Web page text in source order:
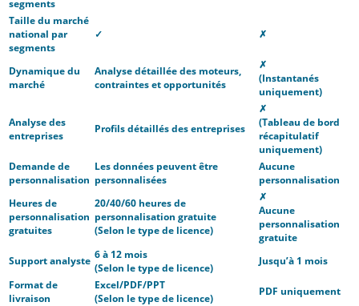
segments
Taille du marché
national par
segments
✓ ✗
Dynamique du
marché
Analyse détaillée des moteurs,
contraintes et opportunités
✗
(Instantanés
uniquement)
Analyse des
entreprises
Profils détaillés des entreprises
✗
(Tableau de bord
récapitulatif
uniquement)
Demande de
personnalisation
Les données peuvent être
personnalisées
Aucune
personnalisation
Heures de
personnalisation
gratuites
20/40/60 heures de
personnalisation gratuite
(Selon le type de licence)
✗
Aucune
personnalisation
gratuite
Support analyste 6 à 12 mois
(Selon le type de licence)
Jusqu’à 1 mois
Format de
livraison
Excel/PDF/PPT
(Selon le type de licence)
PDF uniquement